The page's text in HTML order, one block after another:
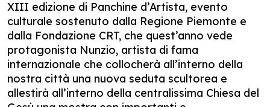
XIII edizione di Panchine d’Artista, evento
culturale sostenuto dalla Regione Piemonte e
dalla Fondazione CRT, che quest’anno vede
protagonista Nunzio, artista di fama
internazionale che collocherà all’interno della
nostra città una nuova seduta scultorea e
allestirà all’interno della centralissima Chiesa del